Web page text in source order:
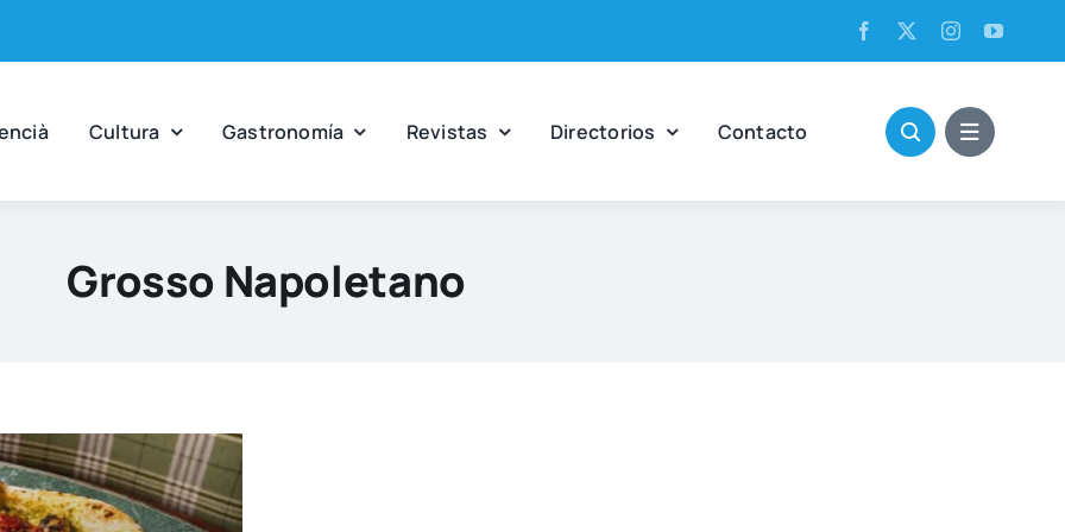
Cul­tu­ra Gas­tro­no­mía Revis­tas Direc­to­rios Con­tac­to
Grosso Napoletano